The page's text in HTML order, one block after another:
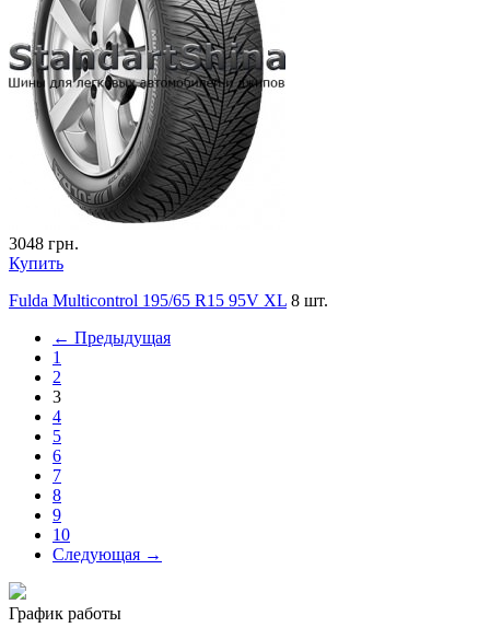
3048 грн.
Купить
Fulda Multicontrol 195/65 R15 95V XL 8 шт.
← Предыдущая
1
2
3
4
5
6
7
8
9
10
Следующая →
График работы